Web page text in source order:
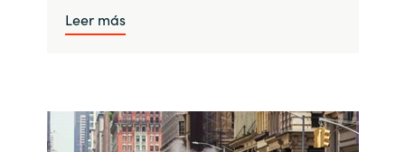
Leer más